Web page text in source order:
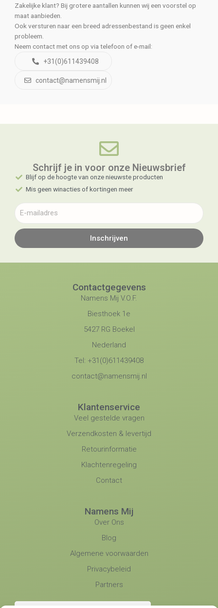
Zakelijke klant? Bij grotere aantallen kunnen wij een voorstel op
maat aanbieden.
Ook versturen naar een breed adressenbestand is geen enkel
probleem.
Neem contact met ons op via telefoon of e-mail:
+31(0)611439408
contact@namensmij.nl
Schrijf je in voor onze Nieuwsbrief​
Blijf op de hoogte van onze nieuwste producten
Mis geen winacties of kortingen meer
Inschrijven
Contactgegevens
Namens Mij V.O.F.
Biesthoek 1e
5427 RG Boekel
Nederland
Tel: +31(0)611439408
contact@namensmij.nl
Klantenservice
Veel gestelde vragen
Verzendkosten & levertijd
Retourinformatie
Klachtenregeling
Contact
Namens Mij
Over Ons
Blog
Algemene voorwaarden
Privacybeleid
Partners